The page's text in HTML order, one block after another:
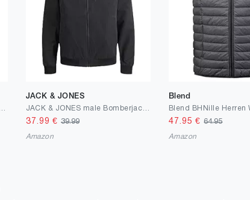
JACK & JONES
37.99 € 39.99
Amazon
Blend
47.95 €64.95
Amazon